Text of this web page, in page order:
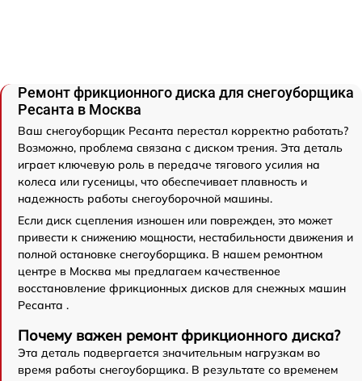
Ремонт фрикционного диска для снегоуборщика
Ресанта в Москва
Ваш снегоуборщик Ресанта перестал корректно работать?
Возможно, проблема связана с диском трения. Эта деталь
играет ключевую роль в передаче тягового усилия на
колеса или гусеницы, что обеспечивает плавность и
надежность работы снегоуборочной машины.
Если диск сцепления изношен или поврежден, это может
привести к снижению мощности, нестабильности движения и
полной остановке снегоуборщика. В нашем ремонтном
центре в Москва мы предлагаем качественное
восстановление фрикционных дисков для снежных машин
Ресанта .
Почему важен ремонт фрикционного диска?
Эта деталь подвергается значительным нагрузкам во
время работы снегоуборщика. В результате со временем